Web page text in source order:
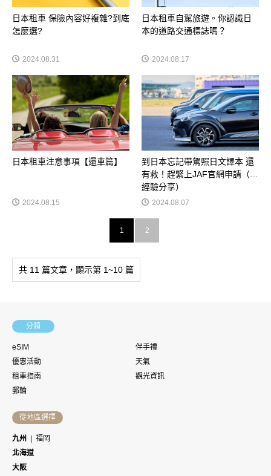
日本租車 保險內容好複雜?到底
怎麼選?
2024.08.31
日本租車自駕旅遊。你認識日
本的道路交通標誌嗎？
2024.08.17
日本租車注意事項【還車篇】
2024.08.15
到日本忘記帶駕照日文譯本 還
有救！趕緊上JAF官網申請（純
經驗分享）
2024.08.07
1 2
共 11 篇文章，顯示第 1~10 篇
分類
eSIM
伴手禮
優惠活動
天氣
租車指南
觀光資訊
郵輪
從地區選擇
九州
福岡
北海道
大阪